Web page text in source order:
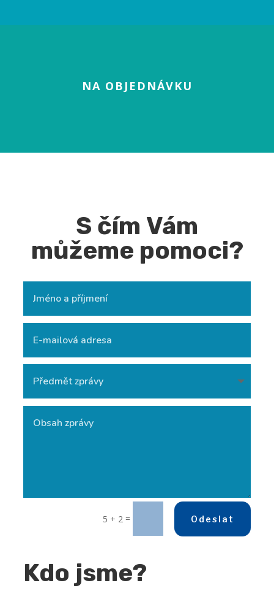
NA OBJEDNÁVKU
S čím Vám
můžeme pomoci?
5 + 2 = Odeslat
Kdo jsme?